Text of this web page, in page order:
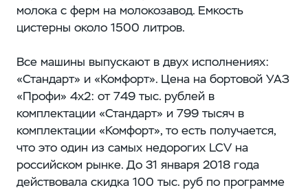
молока с ферм на молокозавод. Емкость
цистерны ​около 1500 литров.
Все машины выпускают в двух исполнениях: ​
«Стандарт» и «Комфорт». Цена на бортовой УАЗ
«Профи» 4х2: от 749 тыс. рублей в
комплектации «Стандарт» и 799 тысяч в
комплектации «Комфорт», то есть получается,
что это один из самых недорогих LCV на
российском рынке. До 31 января 2018 года
действовала скидка 100 тыс. руб ​по программе